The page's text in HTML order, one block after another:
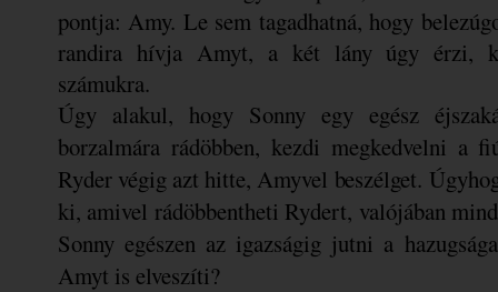
pontja: Amy. Le sem tagadhatná, hogy
randira hívja Amyt, a két lány úgy érzi,
számukra.
Úgy alakul, hogy Sonny egy egész
borzalmára rádöbben, kezdi megkedvelni a
Ryder végig azt hitte, Amyvel beszélget.
ki, amivel rádöbbentheti Rydert, valójában
Sonny egészen az igazságig jutni a
Amyt is elveszíti?